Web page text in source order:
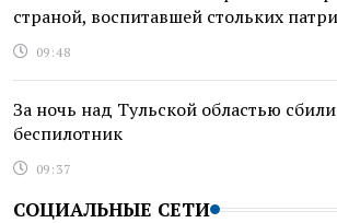
страной, воспитавшей стольких
09:48
За ночь над Тульской областью
беспилотник
09:37
СОЦИАЛЬНЫЕ СЕТИ